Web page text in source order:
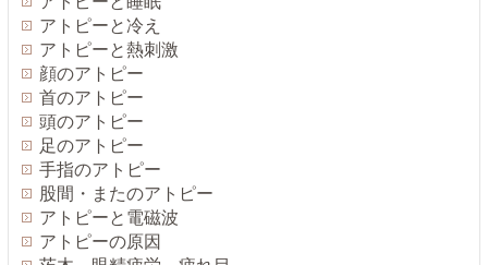
アトピーと冷え
アトピーと熱刺激
顔のアトピー
首のアトピー
頭のアトピー
足のアトピー
手指のアトピー
股間・またのアトピー
アトピーと電磁波
アトピーの原因